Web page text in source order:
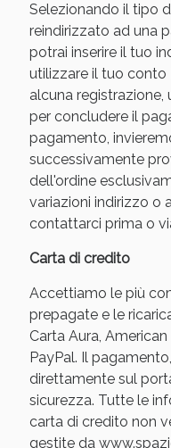
Selezionando il tipo
reindirizzato ad una
potrai inserire il tuo
utilizzare il tuo conto
alcuna
per concludere il
pagamento,
successivamente
dell'ordine
variazioni indirizzo o
contattarci prima o
Carta di credito
Accettiamo le più
prepagate e le
Carta Aura,
PayPal. Il
direttamente sul
sicurezza. Tutte le
carta di credito non
gestite da